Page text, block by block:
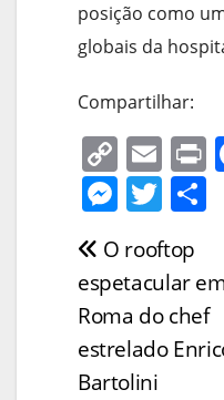
posição como
globais da
Compartilhar:
C
o
p
y
Li
n
k
E
m
ai
l
M
ss
e
n
g
T
w
itt
er
Navegação
de
Post
O rooftop
espetacular
Roma do chef
estrelado
Bartolini